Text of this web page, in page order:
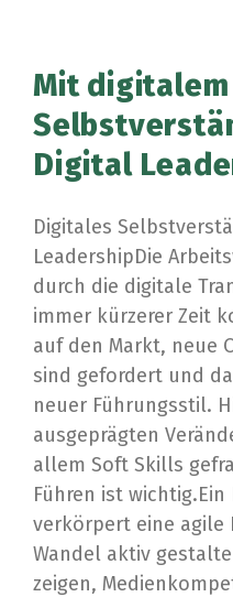
Mit digitalem
Digital
Digitales
LeadershipDie
durch die digitale
immer kürzerer Zeit
auf den Markt, neue
sind gefordert und
neuer Führungsstil.
ausgeprägten
allem Soft Skills
Führen ist
verkörpert eine agile
Wandel aktiv
zeigen,